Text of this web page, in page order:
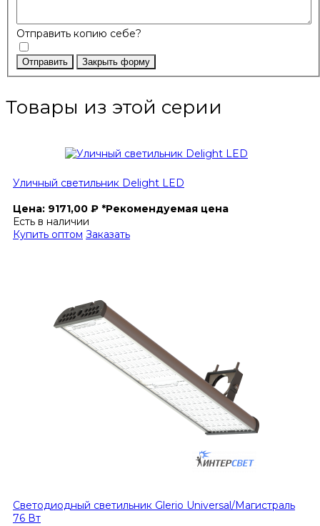
Отправить копию себе?
Отправить Закрыть форму
Товары из этой серии
Уличный светильник Delight LED
Цена: 9171,00 ₽ *Рекомендуемая цена
Есть в наличии
Купить оптом Заказать
Светодиодный светильник Glerio Universal/Магистраль
76 Вт